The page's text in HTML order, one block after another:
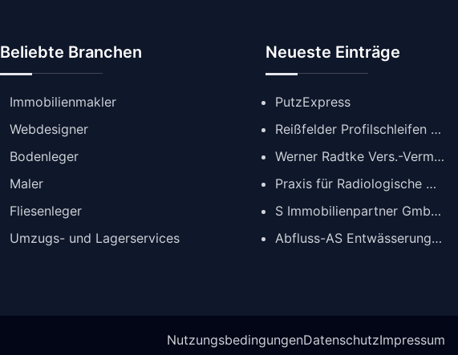
Beliebte Branchen
Immobilienmakler
Webdesigner
Bodenleger
Maler
Fliesenleger
Umzugs- und Lagerservices
Neueste Einträge
PutzExpress
Reißfelder Profilschleifen GmbH
Werner Radtke Vers.-Verm. GmbH
Praxis für Radiologische Diagnostik
S Immobilienpartner GmbH | Immobilienmakler Köln
Abfluss-AS Entwässerungstechnik GmbH
NutzungsbedingungenDatenschutzImpressum